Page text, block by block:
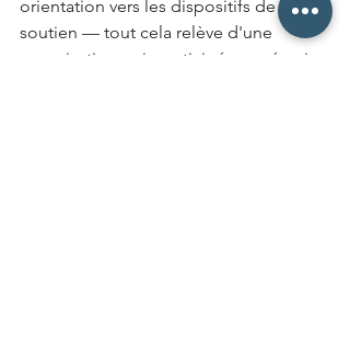
orientation vers les dispositifs de
soutien — tout cela relève d'une
organisation qui a anticipé ce scénario.